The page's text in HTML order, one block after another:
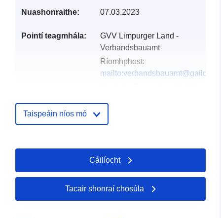
Nuashonraithe: 07.03.2023
Pointí teagmhála:
GVV Limpurger Land -
Verbandsbauamt
Ríomhphost:
URL:
Taifead Catalóige: Curtha le data.europa.eu: 21
February 2026
Nuashonraithe ar data.europa.eu:
25 July 2026
Taispeáin níos mó
Cáilíocht
Tacair shonraí chosúla